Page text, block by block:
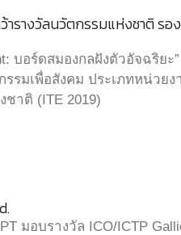
รางวัลนวัตกรรมแห่งชาติ รอ
บอร์ดสมองกลฝังตัวอัจฉริยะ
รมเพื่อสังคม ประเภทหน่วยง
ชาติ (ITE 2019)
มอบรางวัล ICO/ICTP